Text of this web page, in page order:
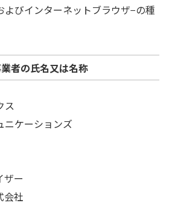
よびインターネットブラウザ−の種
者の氏名又は名称
ス
ニケーションズ
ザー
会社